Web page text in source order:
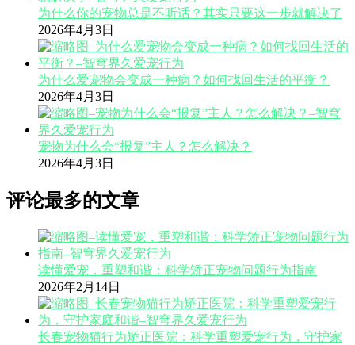
为什么你的宠物总是不听话？其实只要这一步就解决了
2026年4月3日
为什么爱宠物会变成一种病？如何找回生活的平衡？
2026年4月3日
宠物为什么会“报复”主人？怎么解决？
2026年4月3日
评论最多的文章
读懂爱宠，重塑和谐：科学矫正宠物问题行为指南
2026年2月14日
长春宠物猫行为矫正医院：科学重塑爱宠行为，守护家